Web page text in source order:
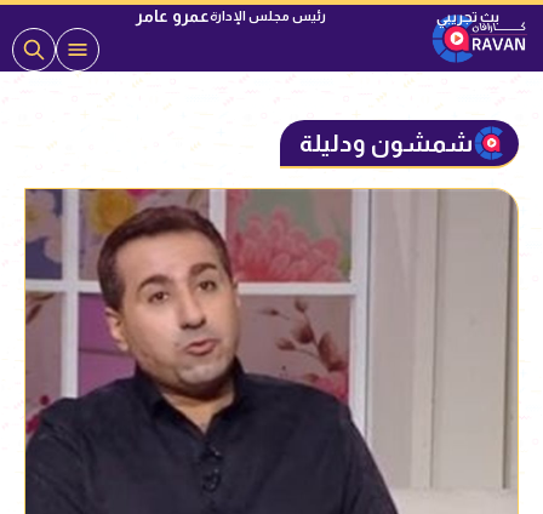
رئيس مجلس الإدارةعمرو عامر
شمشون ودليلة